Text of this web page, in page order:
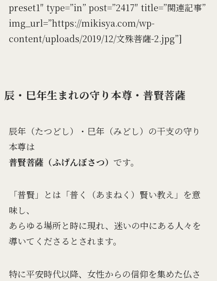
preset1″ type=”in” post=”2417″ title=”関連記事”
img_url=”https://mikisya.com/wp-
content/uploads/2019/12/文殊菩薩-2.jpg”]
辰・巳年生まれの守り本尊・普賢菩薩
辰年（たつどし）・巳年（みどし）の干支の守り
本尊は
普賢菩薩（ふげんぼさつ） です。
「普賢」とは「普く（あまねく）賢い教え」を意
味し、
あらゆる場所と時に現れ、迷いの中にある人々を
導いてくださるとされます。
特に平安時代以降、女性からの信仰を集めた仏さ